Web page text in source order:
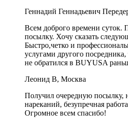
Геннадий Геннадьевич
Всем доброго времени суток.
посылку. Хочу сказать
Быстро,четко и
услугами другого
не обратился в BUYUSA
Леонид В, Москва
Получил очередную посылку,
нареканий, безупречная
Огромное всем спасибо!